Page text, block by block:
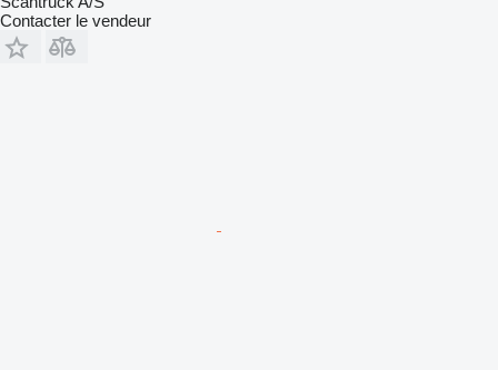
Contacter le vendeur